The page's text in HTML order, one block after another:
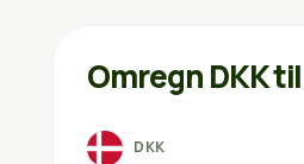
Omregn DKK
DKK